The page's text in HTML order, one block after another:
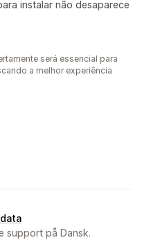
instalar não desaparece
será essencial para
a melhor experiência
support på Dansk.